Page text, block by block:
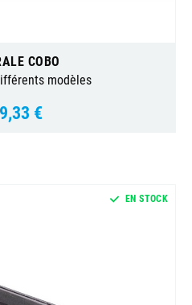
COBO
modèles
€
EN STOCK